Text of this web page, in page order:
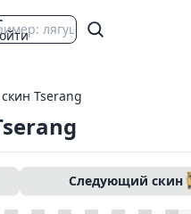
скин Tserang
Следующий скин